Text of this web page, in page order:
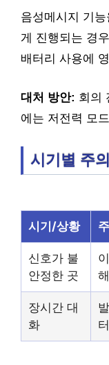
음성메시지 기
게 진행되는 경
배터리 사용에
대처 방안: 회의
에는 저전력 모
시기별 주
시기/상황
신호가 불
안정한 곳
장시간 대
화